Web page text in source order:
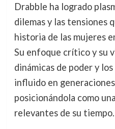
Drabble ha logrado
dilemas y las tensiones
historia de las mujeres
Su enfoque crítico y su
dinámicas de poder y
influido en
posicionándola como
relevantes de su tiempo.